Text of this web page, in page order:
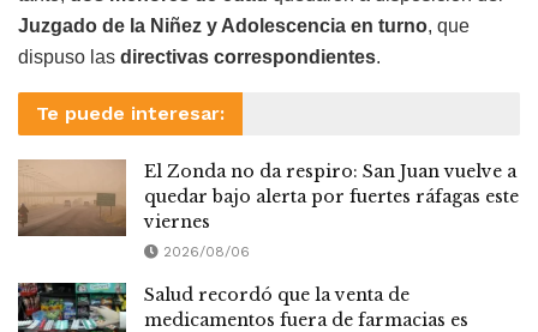
Juzgado de la Niñez y Adolescencia en turno, que
dispuso las directivas correspondientes.
Te puede interesar:
El Zonda no da respiro: San Juan vuelve a
quedar bajo alerta por fuertes ráfagas este
viernes
2026/08/06
Salud recordó que la venta de
medicamentos fuera de farmacias es